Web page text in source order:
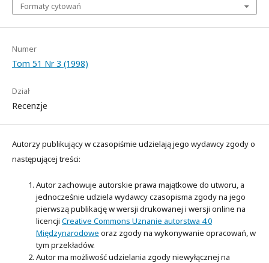
Formaty cytowań
Numer
Tom 51 Nr 3 (1998)
Dział
Recenzje
Autorzy publikujący w czasopiśmie udzielają jego wydawcy zgody o
następującej treści:
Autor zachowuje autorskie prawa majątkowe do utworu, a
jednocześnie udziela wydawcy czasopisma zgody na jego
pierwszą publikację w wersji drukowanej i wersji online na
licencji Creative Commons Uznanie autorstwa 4.0
Międzynarodowe oraz zgody na wykonywanie opracowań, w
tym przekładów.
Autor ma możliwość udzielania zgody niewyłącznej na